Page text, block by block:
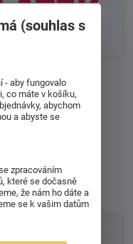
máte zájem
(souhlas s
- aby fungovalo
co máte v košíku,
abychom
a abyste se
zpracováním
které se dočasně
že nám ho dáte a
se k vašim datům